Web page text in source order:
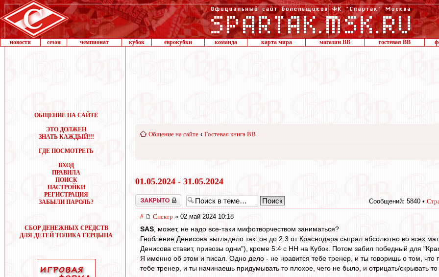
новости сезон чемпионат кубок еврокубки команда карта мира магазин ВВ гостевая ВВ
ОБЩЕНИЕ НА САЙТЕ
ЭТО ДОЛЖЕН
ЗНАТЬ КАЖДЫЙ!!!
ГДЕ ПОСМОТРЕТЬ
ВХОД
ПРАВИЛА
ПОИСК
НАСТРОЙКИ
РЕГИСТРАЦИЯ
ЗАБЫЛИ ПАРОЛЬ?
СБОР ДЕНЕЖНЫХ СРЕДСТВ
ДЛЯ ДЕТЕЙ ТОЛИКА ГЕРЦЫНА
Общение на сайте ‹ Гостевая книга ВВ
01.05.2024 - 31.05.2024
Закрыто Сообщений: 5840 •
# Спектр » 02 май 2024 10:18
SAS, может, не надо все-таки мифотворчеством заниматься?
Гнобление Денисова выглядело так: он до 2:3 от Краснодара сыграл абсолютно во всех
Денисова ставит, привозы одни"), кроме 5:4 с НН на Кубок. Потом забил победный для
Я именно об этом и писал. Одно дело - не нравится тебе тренер, и ты говоришь о том,
тебе тренер, и ты начинаешь придумывать то плохое, чего не было, и отрицать/скрывать